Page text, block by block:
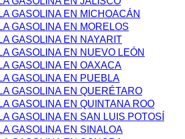
GASOLINA EN MICHOACÁN
GASOLINA EN MORELOS
GASOLINA EN NAYARIT
GASOLINA EN NUEVO LEÓN
GASOLINA EN OAXACA
GASOLINA EN PUEBLA
GASOLINA EN QUERÉTARO
GASOLINA EN QUINTANA ROO
GASOLINA EN SAN LUIS POTOSÍ
GASOLINA EN SINALOA